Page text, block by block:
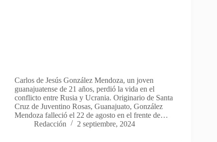
Carlos de Jesús González Mendoza, un joven
guanajuatense de 21 años, perdió la vida en el
conflicto entre Rusia y Ucrania. Originario de Santa
Cruz de Juventino Rosas, Guanajuato, González
Mendoza falleció el 22 de agosto en el frente de…
Redacción
2 septiembre, 2024